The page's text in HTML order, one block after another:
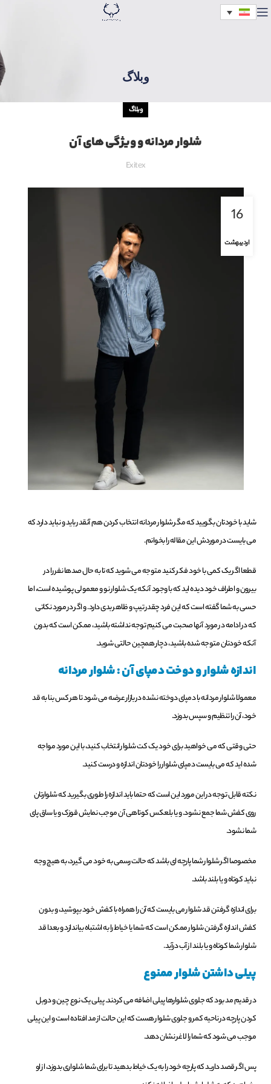
وبلاگ
وبلاگ
شلوار مردانه و ویژگی های آن
Exitex
16
اردیبهشت
شاید با خودتان بگویید که مگر شلوار مردانه انتخاب کردن هم آنقدر باید و نباید دارد که
می بایست در موردش این مقاله را بخوانم.
قطعا اگر یک کمی با خود فکر کنید متوجه می شوید که تا به حال صدها نفر را در
بیرون و اطراف خود دیده اید که با وجود آنکه یک شلوار نو و معمولی پوشیده است، اما
حسی به شما گفته است که این فرد چقدر تیپ و ظاهر بدی دارد. و اگر در مورد نکاتی
که در ادامه در مورد آنها صحبت می کنیم توجه نداشته باشید، ممکن است که بدون
آنکه خودتان متوجه شده باشید، دچار همچین حالتی شوید.
اندازه شلوار و دوخت دمپای آن : شلوار مردانه
معمولا شلوار مردانه با دمپای دوخته نشده در بازار عرضه می شود تا هر کس بنا به قد
خود، آن را تنظیم و سپس بدوزد.
حتی وقتی که می خواهید برای خود یک کت شلوار انتخاب کنید، با این مورد مواجه
شده اید که می بایست دمپای شلوار را خودتان اندازه و درست کنید.
نکته قابل توجه در این مورد این است که حتما باید اندازه را طوری بگیرید که شلوارتان
روی کفش شما جمع نشود. و یا بلعکس کوتاهی آن موجب نمایش قوزک و یا ساق پای
شما نشود.
مخصوصا اگر شلوار شما پارچه ای باشد که حالت رسمی به خود می گیرد، به هیچ وجه
نباید کوتاه و یا بلند باشد.
برای اندازه گرفتن قد شلوار می بایست که آن را همراه با کفش خود بپوشید، و بدون
کفش اندازه گرفتن شلوار ممکن است که شما یا خیاط را به اشتباه بیاندازد و بعدا قد
شلوار شما کوتاه و یا بلند از آب درآید.
پیلی داشتن شلوار ممنوع
در قدیم مد بود که جلوی شلوارها پیلی اضافه می کردند. پیلی یک نوع چین و دوبل
کردن پارچه در ناحیه کمر و جلوی شلوار هست که این حالت از مد افتاده است و این پیلی
موجب می شود که شما را لاغر نشان دهد.
پس اگر قصد دارید که پارچه خود را به یک خیاط بدهید تا برای شما شلواری بدوزد، از او